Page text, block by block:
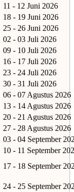
11 - 12 Juni 2026
18 - 19 Juni 2026
25 - 26 Juni 2026
02 - 03 Juli 2026
09 - 10 Juli 2026
16 - 17 Juli 2026
23 - 24 Juli 2026
30 - 31 Juli 2026
06 - 07 Agustus 2026
13 - 14 Agustus 2026
20 - 21 Agustus 2026
27 - 28 Agustus 2026
03 - 04 September
10 - 11 September
17 - 18 September
24 - 25 September